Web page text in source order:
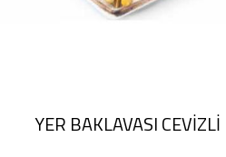
YER BAKLAVASI CEVİZLİ